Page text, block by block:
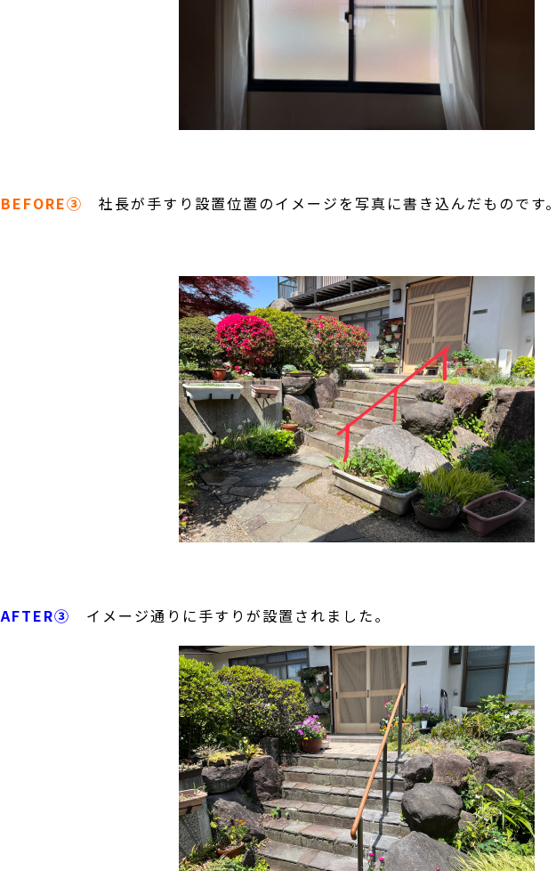
BEFORE③ 社長が手すり設置位置のイメージを写真に書き込んだものです
AFTER③ イメージ通りに手すりが設置されました。